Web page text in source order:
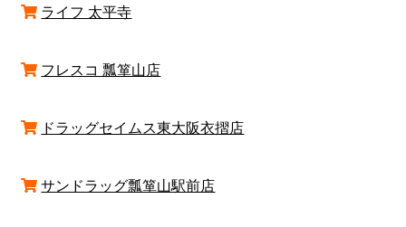
ライフ 太平寺
フレスコ 瓢箪山店
ドラッグセイムス東大阪衣摺店
サンドラッグ瓢箪山駅前店